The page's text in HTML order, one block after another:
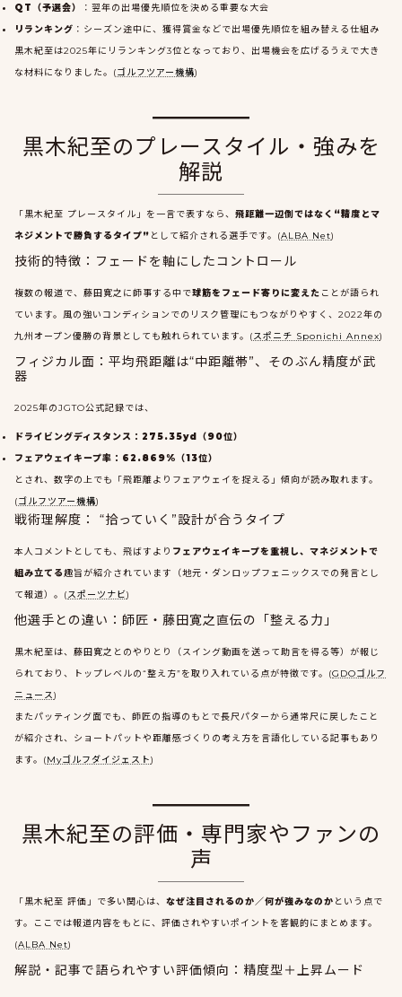
QT（予選会）
：翌年の出場優先順位を決める重要な大会
リランキング ：シーズン途中に、獲得賞金などで出場優先順位を組み替える仕組み
黒木紀至は2025年にリランキング3位となっており、出場機会を広げるうえで大き
な材料になりました。(ゴルフツアー機構)
黒木紀至のプレースタイル・強みを
解説
「黒木紀至 プレースタイル」を一言で表すなら、 飛距離一辺倒ではなく“精度とマ
ネジメントで勝負するタイプ” として紹介される選手です。(ALBA Net)
技術的特徴：フェードを軸にしたコントロール
複数の報道で、藤田寛之に師事する中で球筋をフェード寄りに変えた ことが語られ
ています。風の強いコンディションでのリスク管理にもつながりやすく、2022年の
九州オープン優勝の背景としても触れられています。(スポニチ Sponichi Annex)
フィジカル面：平均飛距離は“中距離帯”、そのぶん精度が武
器
2025年のJGTO公式記録では、
ドライビングディスタンス：275.35yd（90位）
フェアウェイキープ率：62.869%（13位）
とされ、数字の上でも「飛距離よりフェアウェイを捉える」傾向が読み取れます。
(ゴルフツアー機構)
戦術理解度： “拾っていく”設計が合うタイプ
本人コメントとしても、飛ばすより フェアウェイキープを重視し、マネジメントで
組み立てる趣旨が紹介されています（地元・ダンロップフェニックスでの発言とし
て報道）。(スポーツナビ)
他選手との違い：師匠・藤田寛之直伝の「整える力」
黒木紀至は、藤田寛之とのやりとり（スイング動画を送って助言を得る等）が報じ
られており、トップレベルの“整え方”を取り入れている点が特徴です。(GDOゴルフ
ニュース)
またパッティング面でも、師匠の指導のもとで長尺パターから通常尺に戻したこと
が紹介され、ショートパットや距離感づくりの考え方を言語化している記事もあり
ます。(Myゴルフダイジェスト)
黒木紀至の評価・専門家やファンの
声
「黒木紀至 評価」で多い関心は、 なぜ注目されるのか／何が強みなのか という点で
す。ここでは報道内容をもとに、評価されやすいポイントを客観的にまとめます。
(ALBA Net)
解説・記事で語られやすい評価傾向：精度型＋上昇ムード